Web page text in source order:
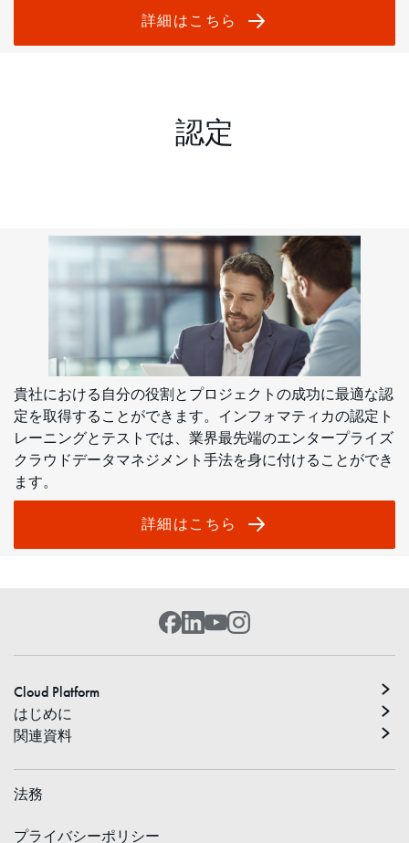
詳細はこちら
認定
貴社における自分の役割とプロジェクトの成功に最適な認
定を取得することができます。インフォマティカの認定ト
レーニングとテストでは、業界最先端のエンタープライズ
クラウドデータマネジメント手法を身に付けることができ
ます。
詳細はこちら
Cloud Platform
はじめに
関連資料
法務
プライバシーポリシー